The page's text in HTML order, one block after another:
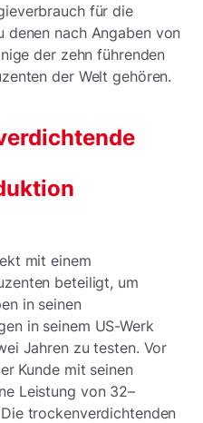
für die
denen nach Angaben von
der zehn führenden
der Welt gehören.
mit einem
beteiligt, um
in seinen
in seinem US-Werk
Jahren zu testen. Vor
Kunde mit seinen
Leistung von 32–
trockenverdichtenden